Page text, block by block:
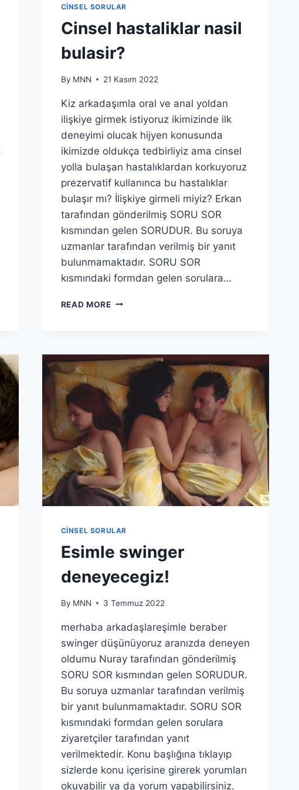
CINSEL SORULAR
Cinsel hastaliklar nasil
bulasir?
By MNN 21 Kasım 2022
Kiz arkadaşımla oral ve anal yoldan
ilişkiye girmek istiyoruz ikimizinde ilk
deneyimi olucak hijyen konusunda
ikimizde oldukça tedbirliyiz ama cinsel
yolla bulaşan hastalıklardan korkuyoruz
prezervatif kullanınca bu hastalıklar
bulaşır mı? İlişkiye girmeli miyiz? Erkan
tarafından gönderilmiş SORU SOR
kısmından gelen SORUDUR. Bu soruya
uzmanlar tarafından verilmiş bir yanıt
bulunmamaktadır. SORU SOR
kısmındaki formdan gelen sorulara…
READ MORE
CINSEL SORULAR
Esimle swinger
deneyecegiz!
By MNN 3 Temmuz 2022
merhaba arkadaşlareşimle beraber
swinger düşünüyoruz aranızda deneyen
oldumu Nuray tarafından gönderilmiş
SORU SOR kısmından gelen SORUDUR.
Bu soruya uzmanlar tarafından verilmiş
bir yanıt bulunmamaktadır. SORU SOR
kısmındaki formdan gelen sorulara
ziyaretçiler tarafından yanıt
verilmektedir. Konu başlığına tıklayıp
sizlerde konu içerisine girerek yorumları
okuyabilir ya da yorum yapabilirsiniz.